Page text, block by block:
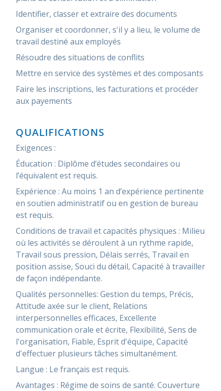
Identifier, classer et extraire des documents
Organiser et coordonner, s'il y a lieu, le volume de
travail destiné aux employés
Résoudre des situations de conflits
Mettre en service des systèmes et des composants
Faire les inscriptions, les facturations et procéder
aux payements
QUALIFICATIONS
Exigences :
Éducation : Diplôme d’études secondaires ou
l’équivalent est requis.
Expérience : Au moins 1 an d’expérience pertinente
en soutien administratif ou en gestion de bureau
est requis.
Conditions de travail et capacités physiques : Milieu
où les activités se déroulent à un rythme rapide,
Travail sous pression, Délais serrés, Travail en
position assise, Souci du détail, Capacité à travailler
de façon indépendante.
Qualités personnelles: Gestion du temps, Précis,
Attitude axée sur le client, Relations
interpersonnelles efficaces, Excellente
communication orale et écrite, Flexibilité, Sens de
l'organisation, Fiable, Esprit d'équipe, Capacité
d'effectuer plusieurs tâches simultanément.
Langue : Le français est requis.
Avantages : Régime de soins de santé. Couverture